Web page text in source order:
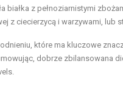
białka z pełnoziarnistymi
z ciecierzycą i warzywami, lub
które ma kluczowe
dobrze zbilansowana